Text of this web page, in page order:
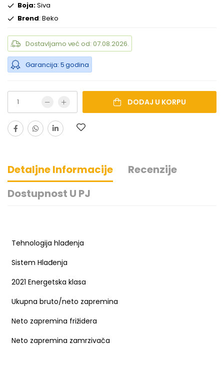
Boja:Siva
Brend: Beko
Dostavljamo već od: 07.08.2026.
Garancija: 5 godina
DODAJ U KORPU
Detaljne Informacije
Recenzije
Dostupnost U PJ
Tehnologija hlađenja
Sistem Hlađenja
2021 Energetska klasa
Ukupna bruto/neto zapremina
Neto zapremina frižidera
Neto zapremina zamrzivača